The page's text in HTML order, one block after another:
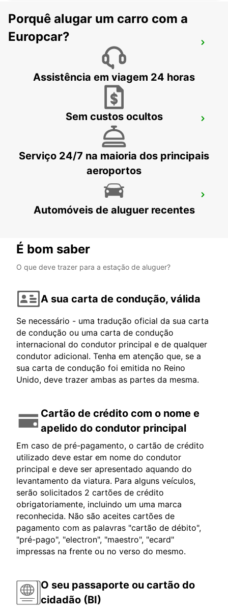
MILÃO VIALE ARETUSA
MILÃO VIALE SARCA
MILANO - ITALY
Porquê alugar um carro com a
Europcar?
Assistência em viagem 24 horas
Sem custos ocultos
Serviço 24/7 na maioria dos principais
aeroportos
Automóveis de aluguer recentes
É bom saber
O que deve trazer para a estação de aluguer?
A sua carta de condução, válida
Se necessário - uma tradução oficial da sua carta
de condução ou uma carta de condução
internacional do condutor principal e de qualquer
condutor adicional. Tenha em atenção que, se a
sua carta de condução foi emitida no Reino
Unido, deve trazer ambas as partes da mesma.
Cartão de crédito com o nome e
apelido do condutor principal
Em caso de pré-pagamento, o cartão de crédito
utilizado deve estar em nome do condutor
principal e deve ser apresentado aquando do
levantamento da viatura. Para alguns veículos,
serão solicitados 2 cartões de crédito
obrigatoriamente, incluindo um uma marca
reconhecida. Não são aceites cartões de
pagamento com as palavras "cartão de débito",
"pré-pago", "electron", "maestro", "ecard"
impressas na frente ou no verso do mesmo.
O seu passaporte ou cartão do
cidadão (BI)